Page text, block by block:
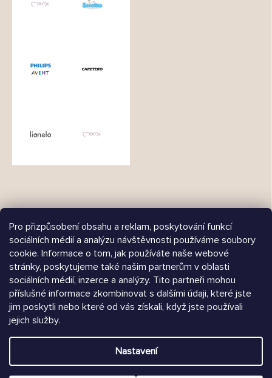
Pro přizpůsobení obsahu a reklam, poskytování funkcí
sociálních médií a analýzu návštěvnosti používáme soubory
cookie. Informace o tom, jak používáte naše webové
stránky, poskytujeme také našim partnerům v oblasti
sociálních médií, inzerce a analýzy. Tito partneři mohou
příslušné informace zkombinovat s dalšími údaji, které jste
jim poskytli nebo které od vás získali, když jste používali
jejich služby.
Nastavení
Heureka.sk
Árukereső.hu
Vytvořil Shoptet
Copyright 2026Chrústiček.cz. Všechna práva vyhrazena.